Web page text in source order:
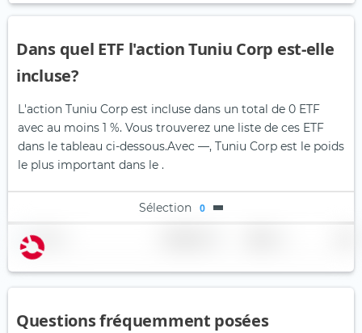
Dans quel ETF l'action Tuniu Corp est-elle
incluse?
L'action Tuniu Corp est incluse dans un total de 0 ETF
avec au moins 1 %. Vous trouverez une liste de ces ETF
dans le tableau ci-dessous.Avec —, Tuniu Corp est le poids
le plus important dans le .
Sélection 0
Nom
Questions fréquemment posées